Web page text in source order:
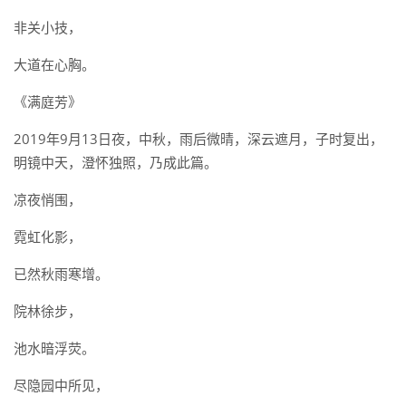
非关小技，
大道在心胸。
《满庭芳》
2019年9月13日夜，中秋，雨后微晴，深云遮月，子时复出，
明镜中天，澄怀独照，乃成此篇。
凉夜悄围，
霓虹化影，
已然秋雨寒增。
院林徐步，
池水暗浮荧。
尽隐园中所见，